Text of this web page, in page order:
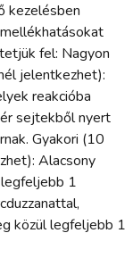
kezelésben
fel: Nagyon
jelentkezhet):
reakcióba
sejtekből nyert
Gyakori (10
Alacsony
1
közül legfeljebb 1